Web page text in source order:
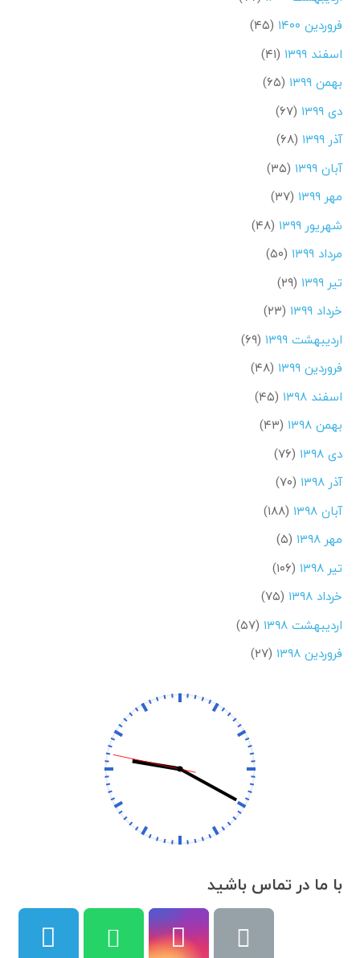
فروردین ۱۴۰۰
(۴۵)
اسفند ۱۳۹۹
(۴۱)
بهمن ۱۳۹۹
(۶۵)
دی ۱۳۹۹
(۶۷)
آذر ۱۳۹۹
(۶۸)
آبان ۱۳۹۹
(۳۵)
مهر ۱۳۹۹
(۳۷)
شهریور ۱۳۹۹
(۴۸)
مرداد ۱۳۹۹
(۵۰)
تیر ۱۳۹۹
(۲۹)
خرداد ۱۳۹۹
(۲۳)
اردیبهشت ۱۳۹۹
(۶۹)
فروردین ۱۳۹۹
(۴۸)
اسفند ۱۳۹۸
(۴۵)
بهمن ۱۳۹۸
(۴۳)
دی ۱۳۹۸
(۷۶)
آذر ۱۳۹۸
(۷۰)
آبان ۱۳۹۸
(۱۸۸)
مهر ۱۳۹۸
(۵)
تیر ۱۳۹۸
(۱۰۶)
خرداد ۱۳۹۸
(۷۵)
اردیبهشت ۱۳۹۸
(۵۷)
فروردین ۱۳۹۸
(۲۷)
با ما در تماس باشید